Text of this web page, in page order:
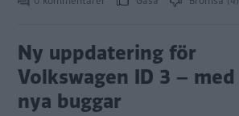
Ny uppdatering för
Volkswagen ID 3 – med
nya buggar